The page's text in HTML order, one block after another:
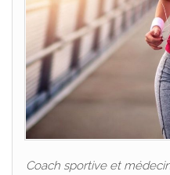
Coach sportive et